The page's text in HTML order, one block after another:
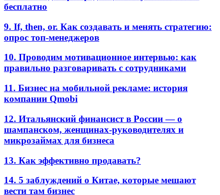
бесплатно
9. If, then, or. Как создавать и менять стратегию:
опрос топ-менеджеров
10. Проводим мотивационное интервью: как
правильно разговаривать с сотрудниками
11. Бизнес на мобильной рекламе: история
компании Qmobi
12. Итальянский финансист в России — о
шампанском, женщинах-руководителях и
микрозаймах для бизнеса
13. Как эффективно продавать?
14. 5 заблуждений о Китае, которые мешают
вести там бизнес